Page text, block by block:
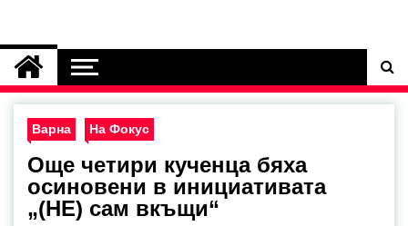
Варна На Фокус
Още четири кученца бяха
осиновени в инициативата
„(НЕ) сам вкъщи“